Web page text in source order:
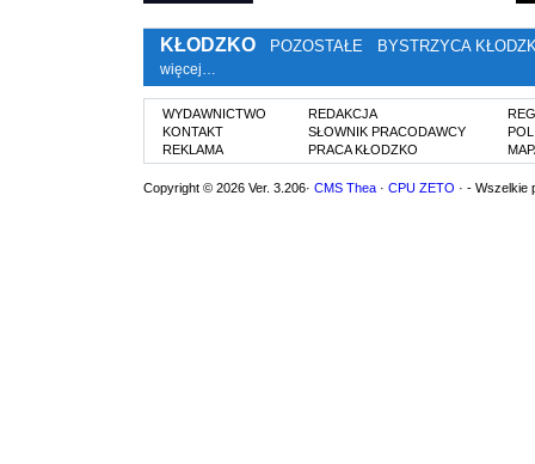
KŁODZKO POZOSTAŁE BYSTRZYCA
więcej…
WYDAWNICTWO
KONTAKT
REKLAMA
REDAKCJA
SŁOWNIK PRACODAWCY
PRACA KŁODZKO
Copyright © 2026 Ver. 3.206· CMS Thea · CPU ZETO · - Wszelkie